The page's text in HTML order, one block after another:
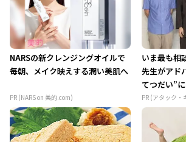
NARSの新クレンジングオイルで
毎朝、メイク映えする潤い美肌へ
PR (NARS on 美的.com)
いま最も相
先生がアド
てつだい”
PR (アタック